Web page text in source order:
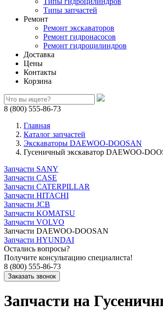
Типы запчастей
Ремонт
Ремонт экскаваторов
Ремонт гидронасосов
Ремонт гидроцилиндров
Доставка
Цены
Контакты
Корзина
8 (800) 555-86-73
Главная
Каталог запчастей
Экскаваторы DAEWOO-DOOSAN
Гусеничный экскаватор DAEWOO-
Запчасти SANY
Запчасти CASE
Запчасти CATERPILLAR
Запчасти HITACHI
Запчасти JCB
Запчасти KOMATSU
Запчасти VOLVO
Запчасти DAEWOO-DOOSAN
Запчасти HYUNDAI
Остались вопросы?
Получите консультацию специалиста!
8 (800) 555-86-73
Запчасти на